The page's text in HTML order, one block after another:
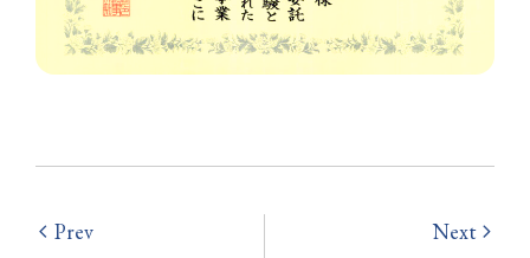
arrow_back_ios Prev Next arrow_forward_ios